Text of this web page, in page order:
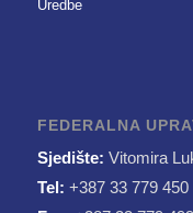
Uredbe
FEDERALNA
Sjedište: Vitomira
Tel: +387 33 779 450